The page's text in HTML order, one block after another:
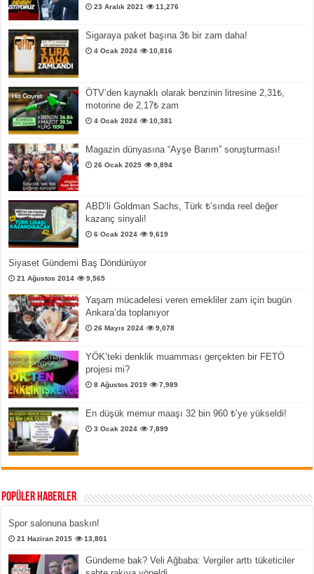
23 Aralık 2021 11,276
Sigaraya paket başına 3₺ bir zam daha!
4 Ocak 2024 10,816
ÖTV’den kaynaklı olarak benzinin litresine 2,31₺,
motorine de 2,17₺ zam
4 Ocak 2024 10,381
Magazin dünyasına “Ayşe Barım” soruşturması!
26 Ocak 2025 9,894
ABD’li Goldman Sachs, Türk ₺’sında reel değer
kazanç sinyali!
6 Ocak 2024 9,619
Siyaset Gündemi Baş Döndürüyor
21 Ağustos 2014 9,565
Yaşam mücadelesi veren emekliler zam için bugün
Ankara’da toplanıyor
26 Mayıs 2024 9,078
YÖK’teki denklik muamması gerçekten bir FETÖ
projesi mi?
8 Ağustos 2019 7,989
En düşük memur maaşı 32 bin 960 ₺’ye yükseldi!
3 Ocak 2024 7,899
Popüler Haberler
Spor salonuna baskın!
21 Haziran 2015 13,801
Gündeme bak? Veli Ağbaba: Vergiler arttı tüketiciler